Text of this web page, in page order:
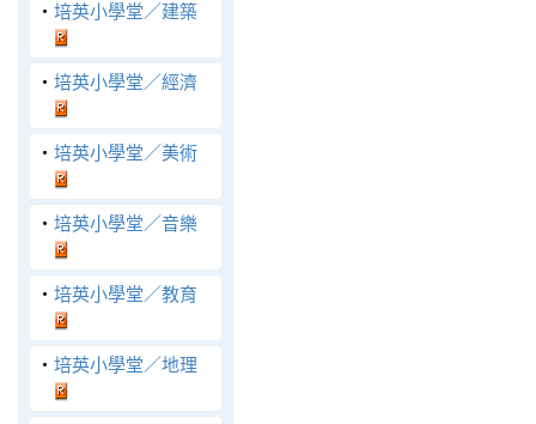
‧ 培英小學堂／建築
‧ 培英小學堂／經濟
‧ 培英小學堂／美術
‧ 培英小學堂／音樂
‧ 培英小學堂／教育
‧ 培英小學堂／地理